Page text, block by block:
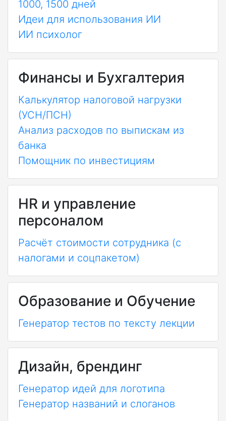
1000, 1500 дней
Идеи для использования ИИ
ИИ психолог
Финансы и Бухгалтерия
Калькулятор налоговой нагрузки
(УСН/ПСН)
Анализ расходов по выпискам из
банка
Помощник по инвестициям
HR и управление
персоналом
Расчёт стоимости сотрудника (с
налогами и соцпакетом)
Образование и Обучение
Генератор тестов по тексту лекции
Дизайн, брендинг
Генератор идей для логотипа
Генератор названий и слоганов